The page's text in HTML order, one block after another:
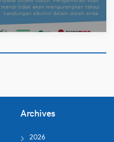
Archives
2026